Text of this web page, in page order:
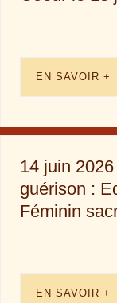
EN SAVOIR +
14 juin
guérison :
Féminin
EN SAVOIR +